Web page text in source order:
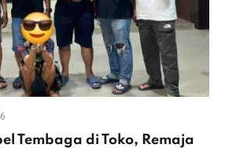
Tembaga di Toko, Remaja